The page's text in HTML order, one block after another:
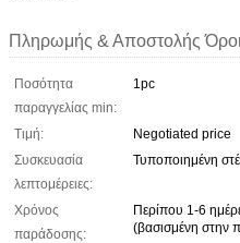
Πληρωμής & Αποστολής Όροι
Ποσότητα
παραγγελίας min:
1pc
Τιμή:
Negotiated price
Συσκευασία
λεπτομέρειες:
Τυποποιημένη
Χρόνος
παράδοσης:
Περίπου 1-6
(βασισμένη στην